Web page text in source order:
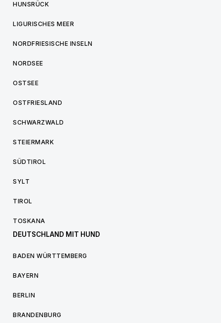
HUNSRÜCK
LIGURISCHES MEER
NORDFRIESISCHE INSELN
NORDSEE
OSTSEE
OSTFRIESLAND
SCHWARZWALD
STEIERMARK
SÜDTIROL
SYLT
TIROL
TOSKANA
DEUTSCHLAND MIT HUND
BADEN WÜRTTEMBERG
BAYERN
BERLIN
BRANDENBURG